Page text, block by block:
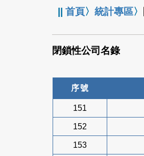
||首頁〉統計專區〉
閉鎖性公司名錄
序號
151
152
153